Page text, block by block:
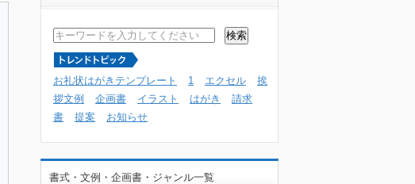
お礼状はがきテンプレート 1 エクセル
挨
拶文例
企画書 イラスト はがき
請求
書
提案 お知らせ
書式・文例・企画書・ジャンル一覧